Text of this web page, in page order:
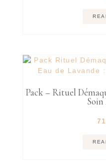
Pack – Rituel
Soin